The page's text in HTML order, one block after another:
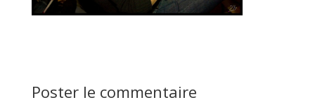
Poster le commentaire